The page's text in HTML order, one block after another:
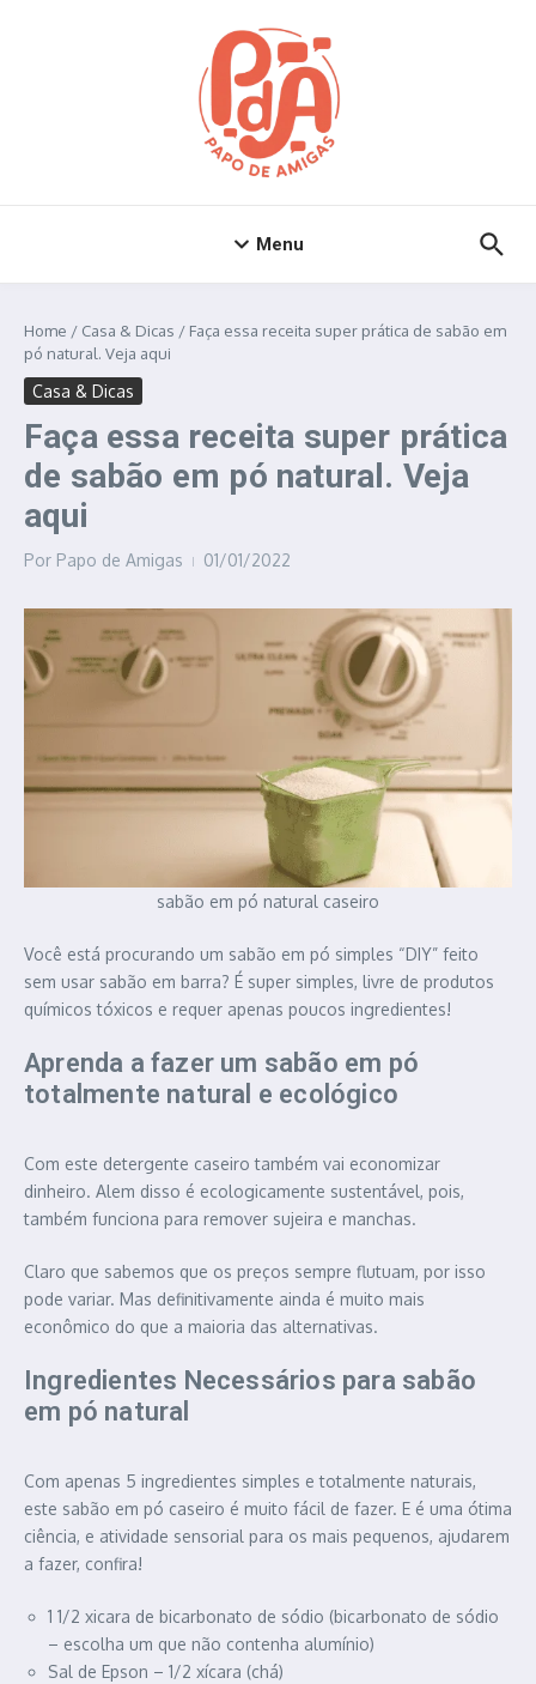
Menu
Home / Casa & Dicas / Faça essa receita super prática de sabão em
pó natural. Veja aqui
Casa & Dicas
Faça essa receita super prática
de sabão em pó natural. Veja
aqui
Por Papo de Amigas 01/01/2022
sabão em pó natural caseiro
Você está procurando um sabão em pó simples “DIY” feito
sem usar sabão em barra? É super simples, livre de produtos
químicos tóxicos e requer apenas poucos ingredientes!
Aprenda a fazer um sabão em pó
totalmente natural e ecológico
Com este detergente caseiro também vai economizar
dinheiro. Alem disso é ecologicamente sustentável, pois,
também funciona para remover sujeira e manchas.
Claro que sabemos que os preços sempre flutuam, por isso
pode variar. Mas definitivamente ainda é muito mais
econômico do que a maioria das alternativas.
Ingredientes Necessários para sabão
em pó natural
Com apenas 5 ingredientes simples e totalmente naturais,
este sabão em pó caseiro é muito fácil de fazer. E é uma ótima
ciência, e atividade sensorial para os mais pequenos, ajudarem
a fazer, confira!
1 1/2 xicara de bicarbonato de sódio (bicarbonato de sódio
– escolha um que não contenha alumínio)
Sal de Epson – 1/2 xícara (chá)